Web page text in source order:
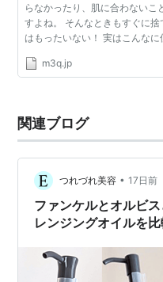
らなかったり、肌に合わないこ
すよね。 そんなときもすぐに
はもったいない！ 実はこんなに
m3q.jp
関連ブログ
つれづれ美容 • 17日前
ファンケルとオルビ
レンジングオイルを